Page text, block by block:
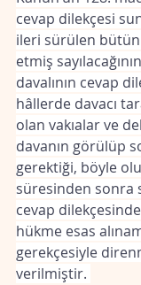
cevap dilekçesi
ileri sürülen bütün
etmiş
davalının cevap
hâllerde davacı
olan vakıalar ve
davanın görülüp
gerektiği, böyle
süresinden sonra
cevap
hükme esas
gerekçesiyle
verilmiştir.